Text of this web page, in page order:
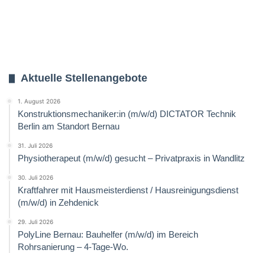
Aktuelle Stellenangebote
1. August 2026
Konstruktionsmechaniker:in (m/w/d) DICTATOR Technik
Berlin am Standort Bernau
31. Juli 2026
Physiotherapeut (m/w/d) gesucht – Privatpraxis in Wandlitz
30. Juli 2026
Kraftfahrer mit Hausmeisterdienst / Hausreinigungsdienst
(m/w/d) in Zehdenick
29. Juli 2026
PolyLine Bernau: Bauhelfer (m/w/d) im Bereich
Rohrsanierung – 4-Tage-Wo.